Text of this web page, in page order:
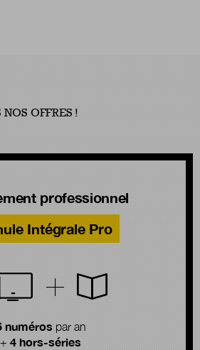
OFFRES !
professionnel
Intégrale Pro
numéros par an
+ 4 hors-séries